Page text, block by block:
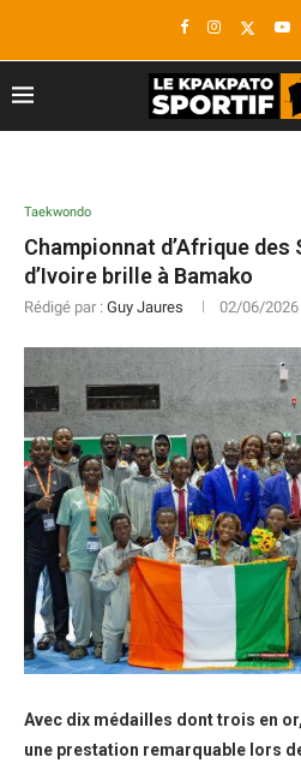
Taekwondo
Championnat d’Afrique des
d’Ivoire brille à Bamako
Rédigé par : Guy Jaures 02/06/2026
Avec dix médailles dont trois en
une prestation remarquable lors